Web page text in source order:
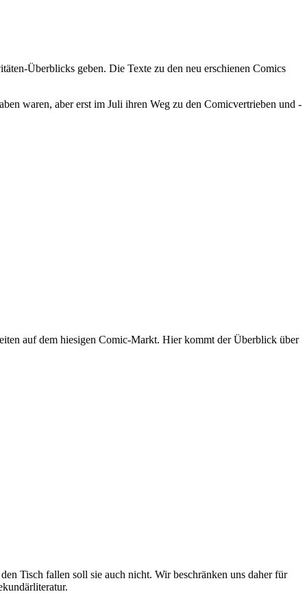
Überblicks geben. Die Texte zu den neu erschienen Comics
waren, aber erst im Juli ihren Weg zu den Comicvertrieben und -
auf dem hiesigen Comic-Markt. Hier kommt der Überblick über
Tisch fallen soll sie auch nicht. Wir beschränken uns daher für